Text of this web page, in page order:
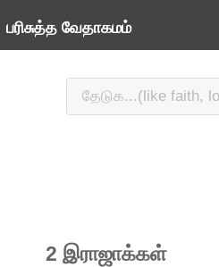
பரிசுத்த வேதாகமம்
2 இராஜாக்கள்